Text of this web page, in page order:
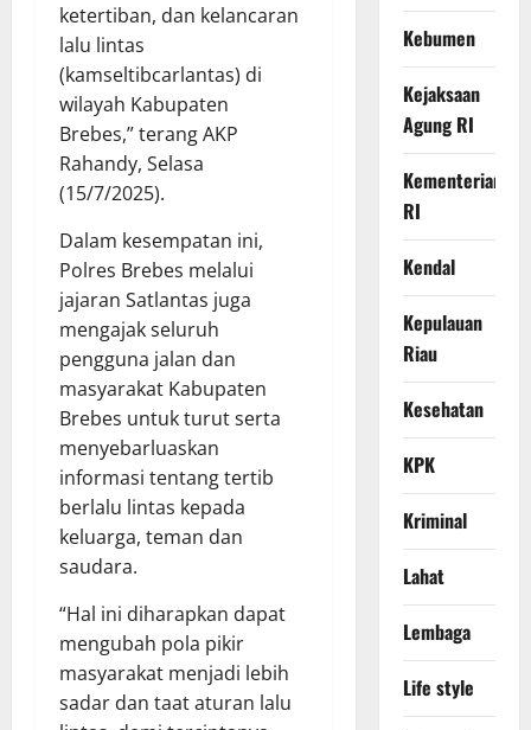
ketertiban, dan kelancaran
lalu lintas
(kamseltibcarlantas) di
wilayah Kabupaten
Brebes,” terang AKP
Rahandy, Selasa
(15/7/2025).
Dalam kesempatan ini,
Polres Brebes melalui
jajaran Satlantas juga
mengajak seluruh
pengguna jalan dan
masyarakat Kabupaten
Brebes untuk turut serta
menyebarluaskan
informasi tentang tertib
berlalu lintas kepada
keluarga, teman dan
saudara.
“Hal ini diharapkan dapat
mengubah pola pikir
masyarakat menjadi lebih
sadar dan taat aturan lalu
Kebumen
Kejaksaan
Agung RI
Kementerian
RI
Kendal
Kepulauan
Riau
Kesehatan
KPK
Kriminal
Lahat
Lembaga
Life style